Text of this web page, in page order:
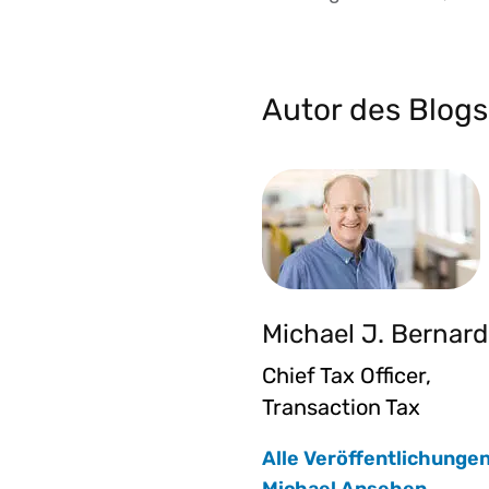
Autor des Blogs
Michael J. Bernard
Chief Tax Officer,
Transaction Tax
Alle